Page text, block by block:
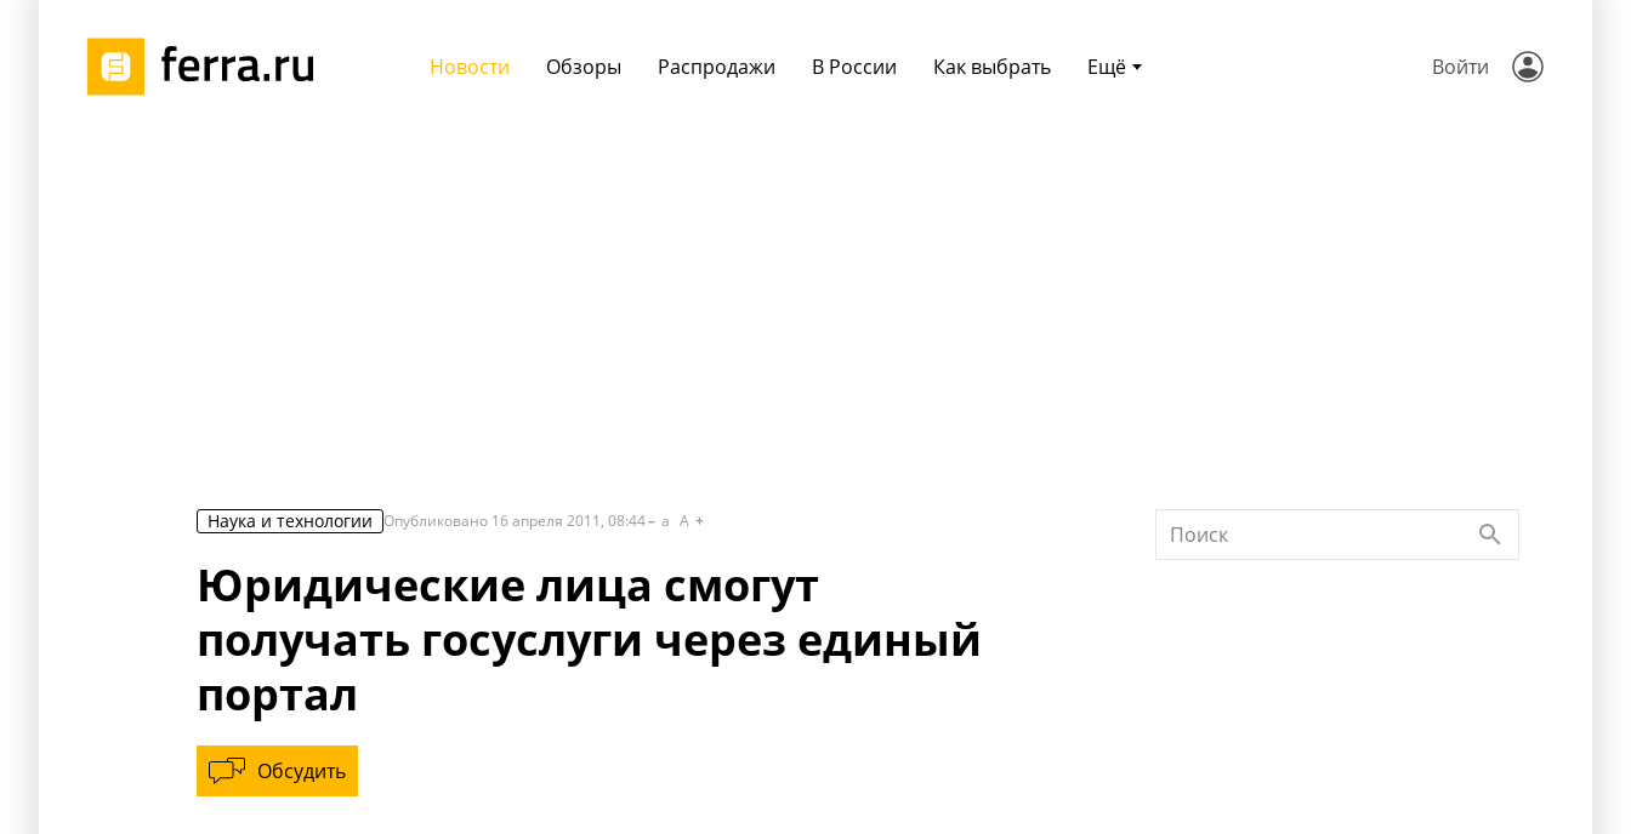
Ещё
Новости Обзоры Распродажи В России Как выбрать Войти
Наука и технологии Опубликовано 16 апреля 2011, 08:44 a A
Юридические лица смогут
получать госуслуги через единый
портал
Обсудить